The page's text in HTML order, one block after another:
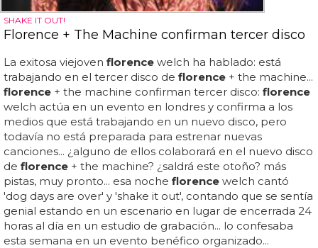
SHAKE IT OUT!
Florence + The Machine confirman tercer disco
La exitosa viejoven florence welch ha hablado: está
trabajando en el tercer disco de florence + the machine...
florence + the machine confirman tercer disco: florence
welch actúa en un evento en londres y confirma a los
medios que está trabajando en un nuevo disco, pero
todavía no está preparada para estrenar nuevas
canciones... ¿alguno de ellos colaborará en el nuevo disco
de florence + the machine? ¿saldrá este otoño? más
pistas, muy pronto... esa noche florence welch cantó
'dog days are over' y 'shake it out', contando que se sentía
genial estando en un escenario en lugar de encerrada 24
horas al día en un estudio de grabación... lo confesaba
esta semana en un evento benéfico organizado...